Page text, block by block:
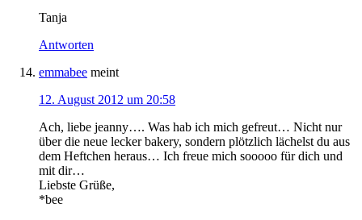
Tanja
Antworten
emmabee meint
12. August 2012 um 20:58
Ach, liebe jeanny…. Was hab ich mich gefreut… Nicht nur
über die neue lecker bakery, sondern plötzlich lächelst du aus
dem Heftchen heraus… Ich freue mich sooooo für dich und
mit dir…
Liebste Grüße,
*bee